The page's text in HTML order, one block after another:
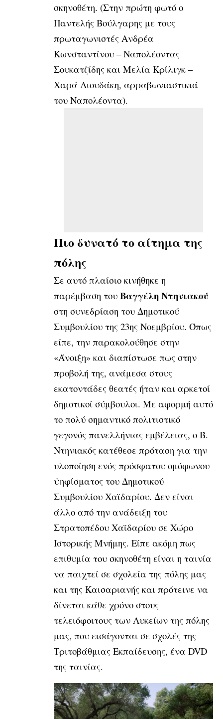
σκηνοθέτη. (Στην πρώτη φωτό ο
Παντελής Βούλγαρης με τους
πρωταγωνιστές Ανδρέα
Κωνσταντίνου – Ναπολέοντας
Σουκατζίδης και Μελία Κρίλιγκ –
Χαρά Λιουδάκη, αρραβωνιαστικιά
του Ναπολέοντα).
Πιο δυνατό το αίτημα της
πόλης
Σε αυτό πλαίσιο κινήθηκε η
παρέμβαση του Βαγγέλη Ντηνιακού
στη συνεδρίαση του Δημοτικού
Συμβουλίου της 23ης Νοεμβρίου. Όπως
είπε, την παρακολούθησε στην
«Άνοιξη» και διαπίστωσε πως στην
προβολή της, ανάμεσα στους
εκατοντάδες θεατές ήταν και αρκετοί
δημοτικοί σύμβουλοι. Με αφορμή αυτό
το πολύ σημαντικό πολιτιστικό
γεγονός πανελλήνιας εμβέλειας, ο Β.
Ντηνιακός κατέθεσε πρόταση για την
υλοποίηση ενός πρόσφατου ομόφωνου
ψηφίσματος του Δημοτικού
Συμβουλίου Χαϊδαρίου. Δεν είναι
άλλο από την ανάδειξη του
Στρατοπέδου Χαϊδαρίου σε Χώρο
Ιστορικής Μνήμης. Είπε ακόμη πως
επιθυμία του σκηνοθέτη είναι η ταινία
να παιχτεί σε σχολεία της πόλης μας
και της Καισαριανής και πρότεινε να
δίνεται κάθε χρόνο στους
τελειόφοιτους των Λυκείων της πόλης
μας, που εισάγονται σε σχολές της
Τριτοβάθμιας Εκπαίδευσης, ένα DVD
της ταινίας.